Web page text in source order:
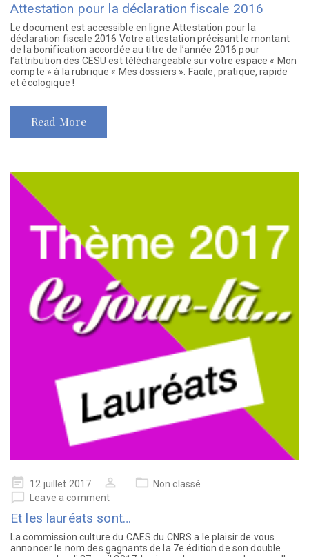
Attestation pour la déclaration fiscale 2016
Le document est accessible en ligne Attestation pour la
déclaration fiscale 2016 Votre attestation précisant le montant
de la bonification accordée au titre de l’année 2016 pour
l’attribution des CESU est téléchargeable sur votre espace « Mon
compte » à la rubrique « Mes dossiers ». Facile, pratique, rapide
et écologique !
Read More
12 juillet 2017
Non classé
Leave a comment
Et les lauréats sont…
La commission culture du CAES du CNRS a le plaisir de vous
annoncer le nom des gagnants de la 7e édition de son double